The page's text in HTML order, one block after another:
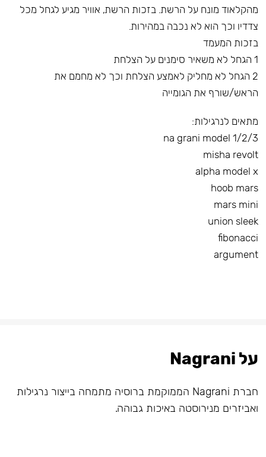
מהקלאוד מונח על הרשת. בזכות הרשת, אוויר מגיע לגחל מכל
צדדיו וכך הוא לא נכבה במהירות.
בזכות המעמד
1 הגחל לא משאיר סימנים על הצלחת
2 הגחל לא מחליק לאמצע הצלחת וכך לא מחמם את
הראש/שורף את הגומייה
מתאים לנרגילות:
na grani model 1/2/3
misha revolt
alpha model x
hoob mars
mars mini
union sleek
fibonacci
argument
על Nagrani
חברת Nagrani הממוקמת ברוסיה מתמחה בייצור נרגילות
ואביזרים מנירוסטה באיכות גבוהה.